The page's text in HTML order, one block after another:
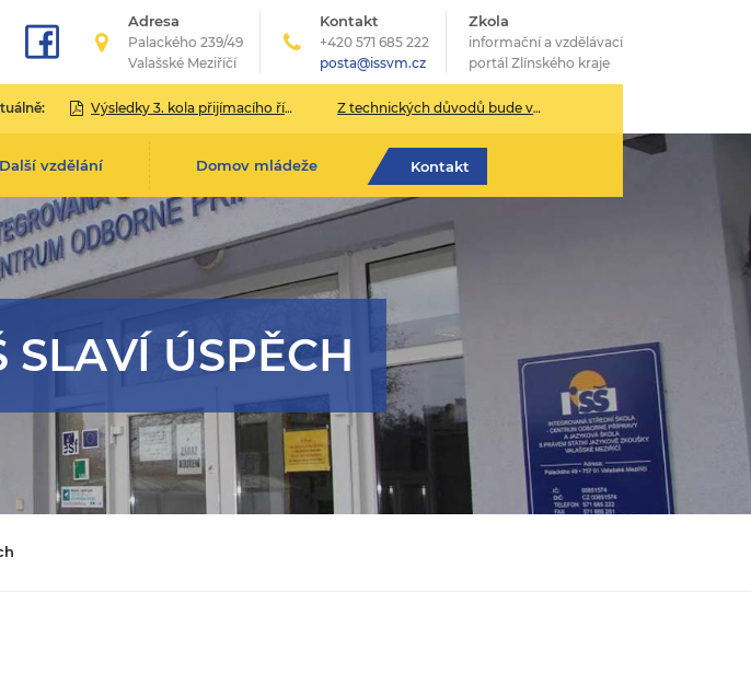
Adresa
Palackého 239/49
Valašské Meziříčí
Kontakt
+420 571 685 222
posta@issvm.cz
Zkola
informační a vzdělávací
portál Zlínského kraje
Výsledky 3. kola přijímacího řízení pro školní rok 2026/2027 Z technických důvodů bude v pondělí 13. července sekretariát školy uzavřen.
Další vzdělání Domov mládeže Kontakt
SLAVÍ ÚSPĚCH